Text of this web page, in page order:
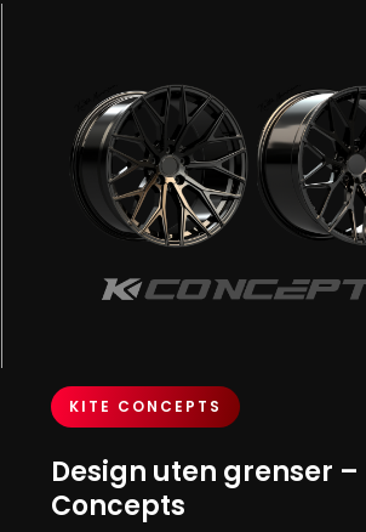
KITE CONCEPTS
Design uten grenser –
Concepts